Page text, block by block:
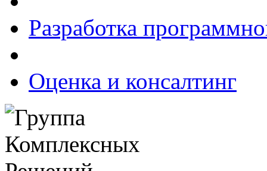
Разработка
Оценка и консалтинг